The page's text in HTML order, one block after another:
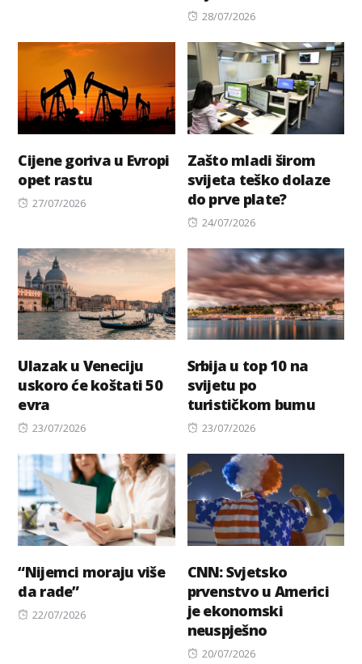
Posted
28/07/2026
Cijene goriva u Evropi
opet rastu
Posted
27/07/2026
Zašto mladi širom
svijeta teško dolaze
do prve plate?
Posted
24/07/2026
Ulazak u Veneciju
uskoro će koštati 50
evra
Posted
23/07/2026
Srbija u top 10 na
svijetu po
turističkom bumu
Posted
23/07/2026
“Nijemci moraju više
da rade”
Posted
22/07/2026
CNN: Svjetsko
prvenstvo u Americi
je ekonomski
neuspješno
Posted
20/07/2026